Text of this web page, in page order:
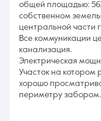
общей площадью:
собственном
центральной части
Все коммуникации
канализация.
Электрическая
Участок на
хорошо
периметру забором.